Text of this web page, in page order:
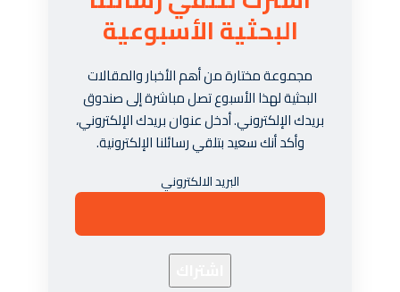
البحثية الأسبوعية
مجموعة مختارة من أهم الأخبار والمقالات
البحثية لهذا الأسبوع تصل مباشرة إلى صندوق
بريدك الإلكتروني. أدخل عنوان بريدك الإلكتروني،
وأكد أنك سعيد بتلقي رسائلنا الإلكترونية.
البريد الالكتروني